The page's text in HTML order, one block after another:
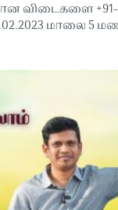
விடைகளை +91-
மாலை 5